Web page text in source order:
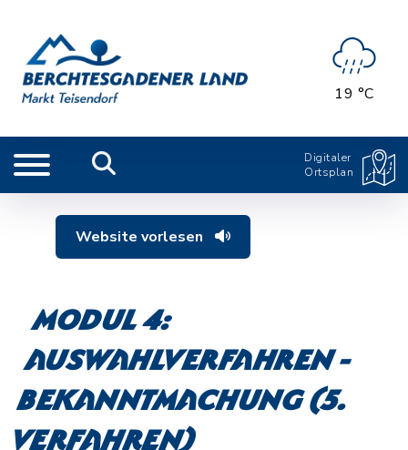
19 °C
Digitaler
Ortsplan
Website vorlesen
Modul 4:
Auswahlverfahren -
Bekanntmachung (5.
Verfahren)